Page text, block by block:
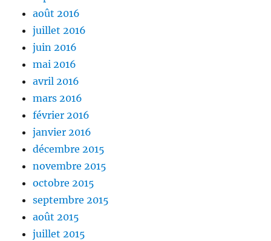
août 2016
juillet 2016
juin 2016
mai 2016
avril 2016
mars 2016
février 2016
janvier 2016
décembre 2015
novembre 2015
octobre 2015
septembre 2015
août 2015
juillet 2015